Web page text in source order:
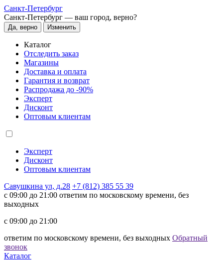
Санкт-Петербург
Санкт-Петербург — ваш город, верно?
Да, верно Изменить
Каталог
Отследить заказ
Магазины
Доставка и оплата
Гарантия и возврат
Распродажа до -90%
Эксперт
Дисконт
Оптовым клиентам
Эксперт
Дисконт
Оптовым клиентам
Савушкина ул, д.28 +7 (812) 385 55 39
c 09:00 до 21:00 ответим по московскому времени, без
выходных
c 09:00 до 21:00
ответим по московскому времени, без выходных Обратный
звонок
Каталог